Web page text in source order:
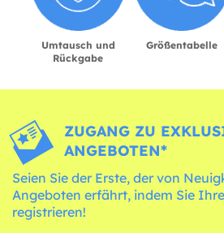
Umtausch und
Rückgabe
Größentabelle
ZUGANG ZU
ANGEBOTEN*
Seien Sie der Erste, der von
Angeboten erfährt, indem Sie
registrieren!